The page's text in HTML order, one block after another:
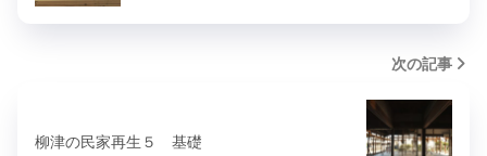
次の記事
柳津の民家再生５ 基礎